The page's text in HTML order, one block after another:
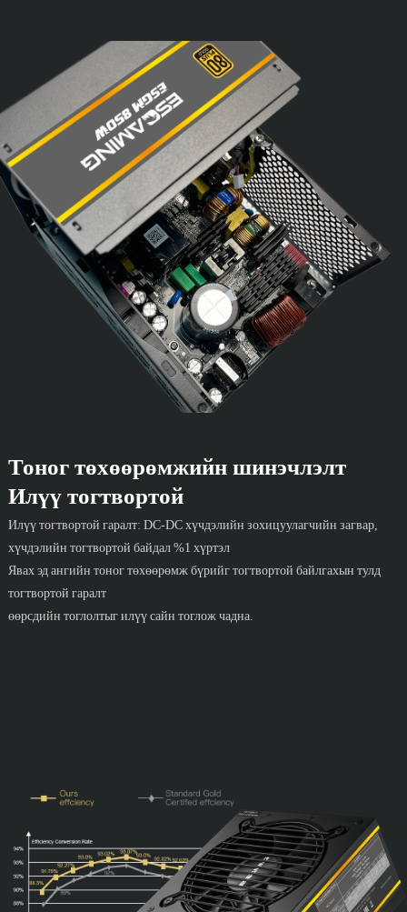
Тоног төхөөрөмжийн шинэчлэлт
Илүү тогтвортой
Илүү тогтвортой гаралт: DC-DC хүчдэлийн зохицуулагчийн загвар,
хүчдэлийн тогтвортой байдал %1 хүртэл
Явах эд ангийн тоног төхөөрөмж бүрийг тогтвортой байлгахын тулд
тогтвортой гаралт
өөрсдийн тоглолтыг илүү сайн тоглож чадна.